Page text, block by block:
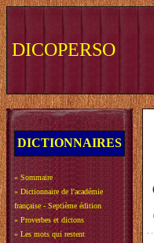
DICOPERSO
DICTIONNAIRES
» Sommaire
» Dictionnaire de l'académie
française - Septième édition
» Proverbes et dictons
» Les mots qui restent